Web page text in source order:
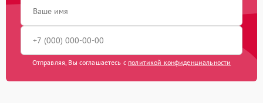
Отправляя, Вы соглашаетесь с политикой конфиденциальности